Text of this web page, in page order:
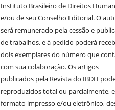
Instituto Brasileiro de Direitos
e/ou de seu Conselho Editorial. O
será remunerado pela cessão e
de trabalhos, e à pedido poderá
dois exemplares do número que
com sua colaboração. Os artigos
publicados pela Revista do IBDH
reproduzidos total ou parcialmente,
formato impresso e/ou eletrônico,